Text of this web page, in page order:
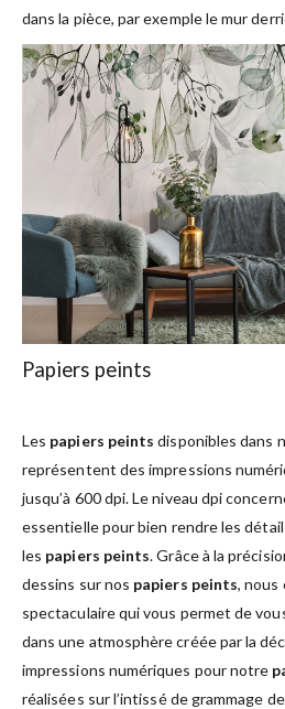
dans la pièce, par exemple le mur
Papiers peints
Les papiers peints disponibles dans
représentent des impressions
jusqu’à 600 dpi. Le niveau dpi
essentielle pour bien rendre les
les papiers peints. Grâce à la
dessins sur nos papiers peints, nous
spectaculaire qui vous permet de
dans une atmosphère créée par la
impressions numériques pour notre
réalisées sur l’intissé de grammage